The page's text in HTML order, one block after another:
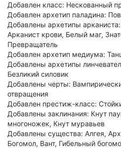
Добавлен класс: Нескованный
Добавлен архетип паладина:
Добавлены архетипы
Арканист крови, Белый маг,
Превращатель
Добавлен архетип медиума:
Добавлены архетипы
Безликий силовик
Добавлены черты:
отвращения
Добавлен престиж-класс:
Добавлены заклинания: Кнут
многоножек, Кнут муравьев
Добавлены существа: Алгея,
Богомол, Вант, Гибельный